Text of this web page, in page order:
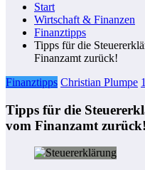
Start
Wirtschaft & Finanzen
Finanztipps
Tipps für die
Finanzamt zurück!
Finanztipps Christian Plumpe
Tipps für die
vom Finanzamt zurück!